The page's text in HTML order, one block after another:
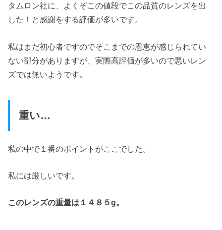
タムロン社に、よくぞこの値段でこの品質のレンズを出
した！と感謝をする評価が多いです。
私はまだ初心者ですのでそこまでの恩恵が感じられてい
ない部分がありますが、実際高評価が多いので悪いレン
ズでは無いようです。
重い…
私の中で１番のポイントがここでした。
私には厳しいです。
このレンズの重量は１４８５g。